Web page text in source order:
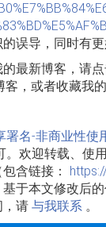
误导，同时有更
最新博客，请
客，或者收藏我的
署名-非商业性使
。欢迎转载、使
含链接：
于本文修改后
，请 与我联系 。